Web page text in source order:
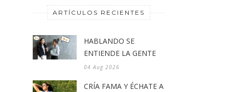
ARTÍCULOS RECIENTES
HABLANDO SE
ENTIENDE LA GENTE
04 Aug 2026
CRÍA FAMA Y ÉCHATE A